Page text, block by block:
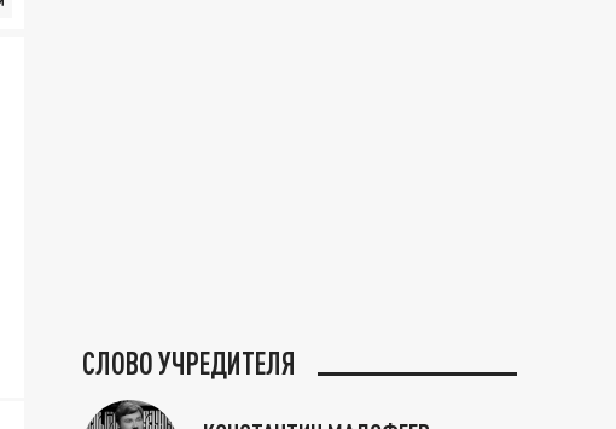
СЛОВО УЧРЕДИТЕЛЯ